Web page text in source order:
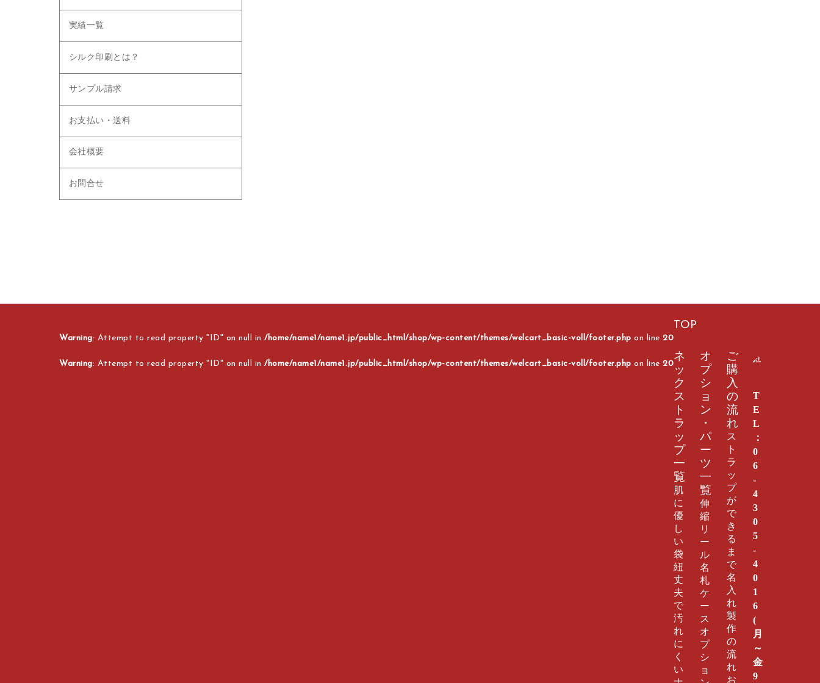
実績一覧
シルク印刷とは？
サンプル請求
お支払い・送料
会社概要
お問合せ
Warning: Attempt to read property "ID" on null in /home/name1/name1.jp/public_html/shop/wp-content/themes/welcart_basic-voll/footer.php on line 20
Warning: Attempt to read property "ID" on null in /home/name1/name1.jp/public_html/shop/wp-content/themes/welcart_basic-voll/footer.php on line 20
TOP
ネ
ッ
ク
ス
ト
ラ
ッ
プ
一
覧
肌
に
優
し
い
袋
紐
丈
夫
で
汚
れ
に
く
い
オ
プ
シ
ョ
ン
・
パ
ー
ツ
一
覧
伸
縮
リ
ー
ル
名
札
ケ
ー
ス
オ
プ
シ
ョ
ご
購
入
の
流
れ
ス
ト
ラ
ッ
プ
が
で
き
る
ま
で
名
入
れ
製
作
の
流
れ
お
T
E
L
：
0
6
-
4
3
0
5
-
4
0
1
6
(
月
～
金
9